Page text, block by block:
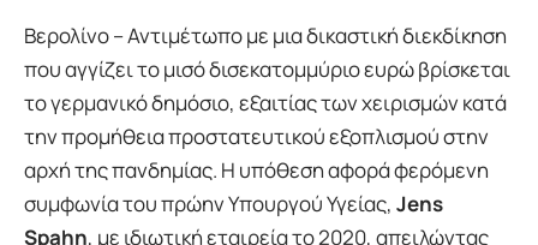
Βερολίνο – Αντιμέτωπο με μια δικαστική διεκδίκηση
που αγγίζει το μισό δισεκατομμύριο ευρώ βρίσκεται
το γερμανικό δημόσιο, εξαιτίας των χειρισμών κατά
την προμήθεια προστατευτικού εξοπλισμού στην
αρχή της πανδημίας. Η υπόθεση αφορά φερόμενη
συμφωνία του πρώην Υπουργού Υγείας, Jens
Spahn, με ιδιωτική εταιρεία το 2020, απειλώντας